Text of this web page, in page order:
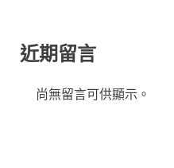
近期留言
尚無留言可供顯示。